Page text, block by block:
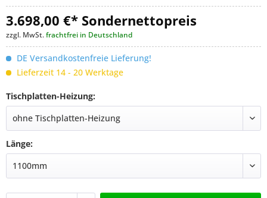
3.698,00 €* Sondernettopreis
zzgl. MwSt.frachtfrei in Deutschland
DE Versandkostenfreie Lieferung!
Lieferzeit 14 - 20 Werktage
Tischplatten-Heizung:
Länge: